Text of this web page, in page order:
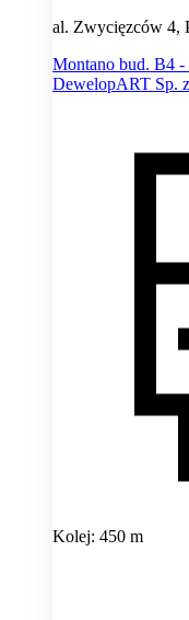
al. Zwycięzców 4,
Montano bud. B4 -
DewelopART Sp.
Kolej: 450 m